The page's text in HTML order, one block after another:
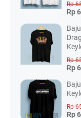
Rp
Rp
Rp
Rp
Rp
Rp